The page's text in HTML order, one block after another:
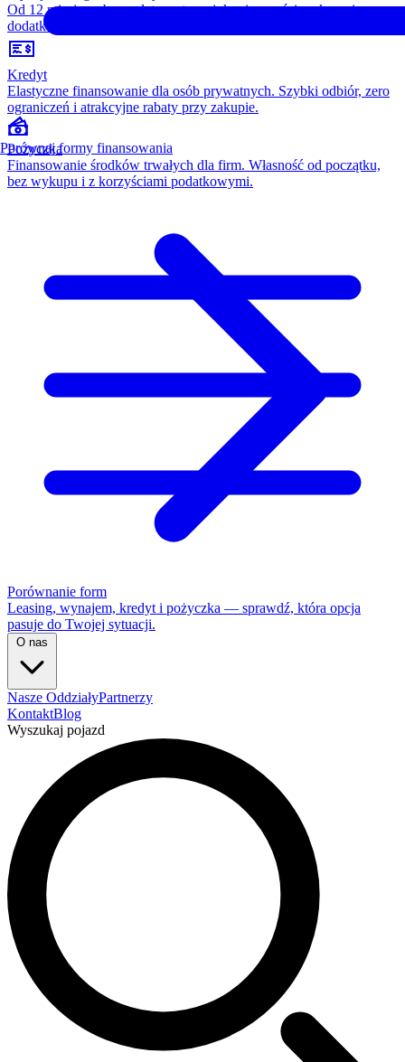
Od 12 miesięcy, bez opłaty wstępnej, konieczności wykupu i
dodatkowych kosztów. Wszystko w cenie raty.
Kredyt
Elastyczne finansowanie dla osób prywatnych. Szybki odbiór, zero
ograniczeń i atrakcyjne rabaty przy zakupie.
Pożyczka
Finansowanie środków trwałych dla firm. Własność od początku,
bez wykupu i z korzyściami podatkowymi.
Porównanie form
Leasing, wynajem, kredyt i pożyczka — sprawdź, która opcja
pasuje do Twojej sytuacji.
O nas
Nasze OddziałyPartnerzy
KontaktBlog
Wyszukaj pojazd
Porównaj formy finansowania